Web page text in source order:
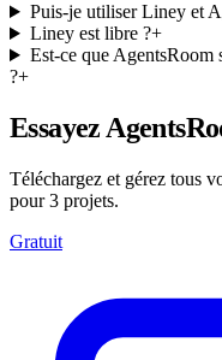
Puis-je utiliser Liney et
Liney est libre ?+
Est-ce que
?+
Essayez
Téléchargez et gérez tous
pour 3 projets.
Gratuit